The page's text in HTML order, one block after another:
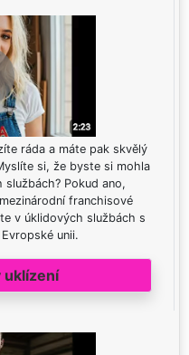
ráda a máte pak skvělý
si, že byste si mohla
Pokud ano,
franchisové
v úklidových službách s
unii.
uklízení